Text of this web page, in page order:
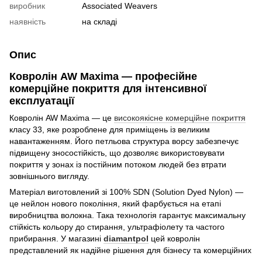
виробник
Associated Weavers
наявність
на складі
Опис
Ковролін AW Maxima — професійне
комерційне покриття для інтенсивної
експлуатації
Ковролін AW Maxima — це високоякісне комерційне покриття
класу 33, яке розроблене для приміщень із великим
навантаженням. Його петльова структура ворсу забезпечує
підвищену зносостійкість, що дозволяє використовувати
покриття у зонах із постійним потоком людей без втрати
зовнішнього вигляду.
Матеріал виготовлений зі 100% SDN (Solution Dyed Nylon) —
це нейлон нового покоління, який фарбується на етапі
виробництва волокна. Така технологія гарантує максимальну
стійкість кольору до стирання, ультрафіолету та частого
прибирання. У магазині diamantpol цей ковролін
представлений як надійне рішення для бізнесу та комерційних